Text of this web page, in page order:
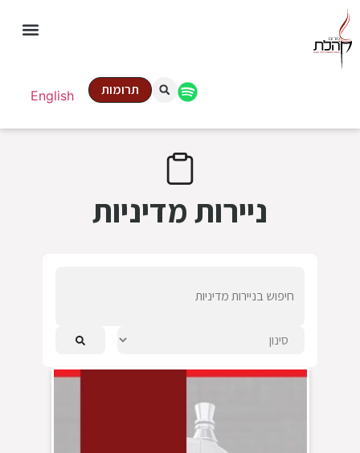
English תרומות
ניירות מדיניות